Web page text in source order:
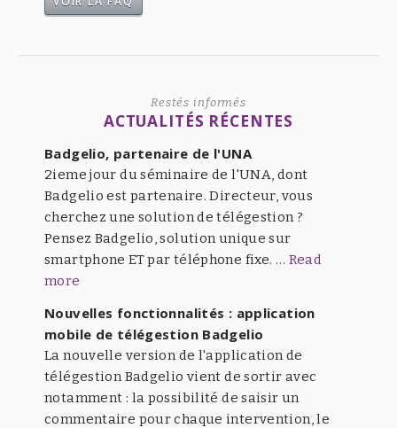
Restés informés
ACTUALITÉS RÉCENTES
Badgelio, partenaire de l'UNA
2ieme jour du séminaire de l'UNA, dont
Badgelio est partenaire. Directeur, vous
cherchez une solution de télégestion ?
Pensez Badgelio, solution unique sur
smartphone ET par téléphone fixe. … Read
more
Nouvelles fonctionnalités : application
mobile de télégestion Badgelio
La nouvelle version de l'application de
télégestion Badgelio vient de sortir avec
notamment : la possibilité de saisir un
commentaire pour chaque intervention, le